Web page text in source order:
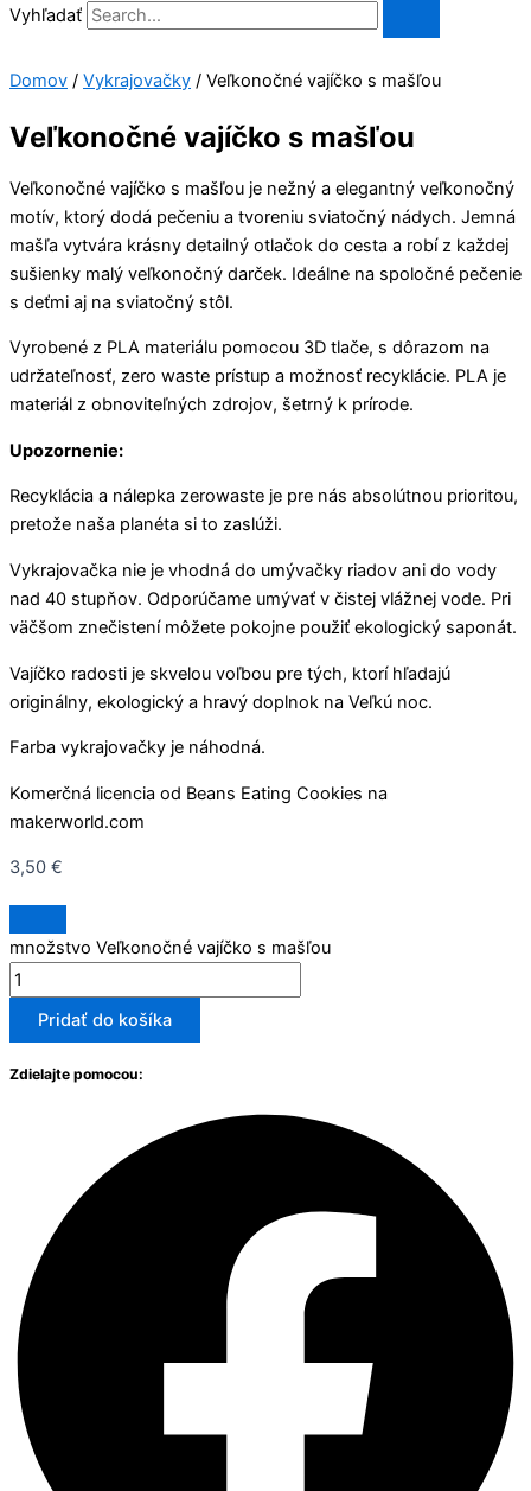
Vyhľadať
Domov / Vykrajovačky / Veľkonočné vajíčko s mašľou
Veľkonočné vajíčko s mašľou
Veľkonočné vajíčko s mašľou je nežný a elegantný veľkonočný
motív, ktorý dodá pečeniu a tvoreniu sviatočný nádych. Jemná
mašľa vytvára krásny detailný otlačok do cesta a robí z každej
sušienky malý veľkonočný darček. Ideálne na spoločné pečenie
s deťmi aj na sviatočný stôl.
Vyrobené z PLA materiálu pomocou 3D tlače, s dôrazom na
udržateľnosť, zero waste prístup a možnosť recyklácie. PLA je
materiál z obnoviteľných zdrojov, šetrný k prírode.
Upozornenie:
Recyklácia a nálepka zerowaste je pre nás absolútnou prioritou,
pretože naša planéta si to zaslúži.
Vykrajovačka nie je vhodná do umývačky riadov ani do vody
nad 40 stupňov. Odporúčame umývať v čistej vlážnej vode. Pri
väčšom znečistení môžete pokojne použiť ekologický saponát.
Vajíčko radosti je skvelou voľbou pre tých, ktorí hľadajú
originálny, ekologický a hravý doplnok na Veľkú noc.
Farba vykrajovačky je náhodná.
Komerčná licencia od Beans Eating Cookies na
makerworld.com
3,50 €
množstvo Veľkonočné vajíčko s mašľou
Pridať do košíka
Zdielajte pomocou: